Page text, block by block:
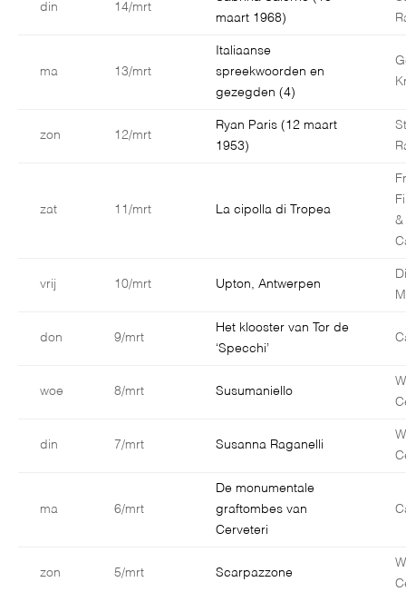
din 14/mrt
maart 1968)
ma 13/mrt
Italiaanse
spreekwoorden en
gezegden (4)
zon 12/mrt
Ryan Paris (12 maart
1953)
zat 11/mrt La cipolla di Tropea
&
vrij 10/mrt Upton, Antwerpen
don 9/mrt
Het klooster van Tor de
‘Specchi’
woe 8/mrt Susumaniello
din 7/mrt Susanna Raganelli
ma 6/mrt
De monumentale
graftombes van
Cerveteri
zon 5/mrt Scarpazzone